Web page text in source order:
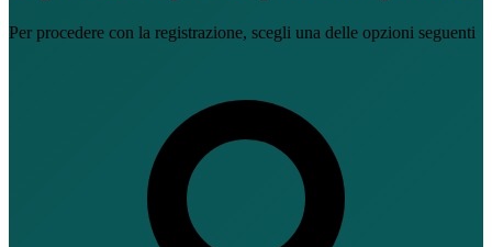
Per procedere con la registrazione, scegli una delle opzioni seguenti